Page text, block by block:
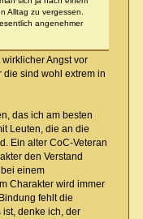
Alltag zu vergessen.
angenehmer
Angst vor
die sind wohl extrem in
das ich am besten
Leuten, die an die
Ein alter CoC-Veteran
den Verstand
einem
Charakter wird immer
fehlt die
denke ich, der